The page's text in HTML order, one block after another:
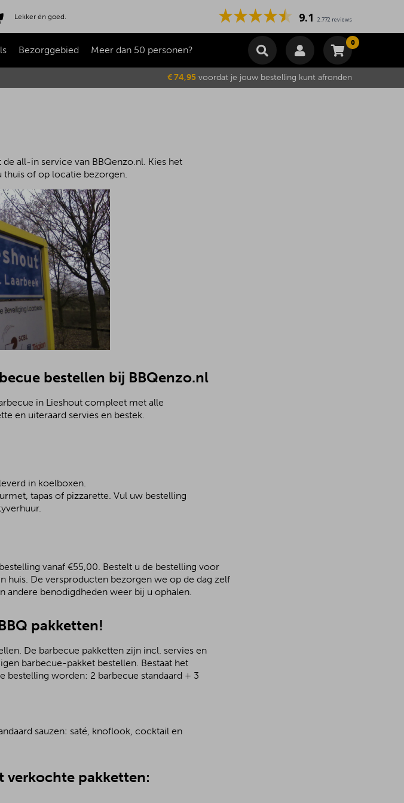
Lekker én goed. 9.1 2.772 reviews
Bezorggebied Meer dan 50 personen?
0
Winkelmand
Subtotaal €0,00
€ 74,95 voordat je jouw bestelling kunt afronden
all-in service van BBQenzo.nl. Kies het
thuis of op locatie bezorgen.
bestellen bij BBQenzo.nl
in Lieshout compleet met alle
en uiteraard servies en bestek.
in koelboxen.
tapas of pizzarette. Vul uw bestelling
vanaf €55,00. Bestelt u de bestelling voor
huis. De versproducten bezorgen we op de dag zelf
andere benodigdheden weer bij u ophalen.
pakketten!
De barbecue pakketten zijn incl. servies en
barbecue-pakket bestellen. Bestaat het
bestelling worden: 2 barbecue standaard + 3
sauzen: saté, knoflook, cocktail en
verkochte pakketten: